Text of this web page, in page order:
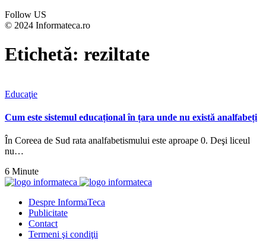
Follow US
© 2024 Informateca.ro
Etichetă: reziltate
Educaţie
Cum este sistemul educațional în țara unde nu există analfabeți
În Coreea de Sud rata analfabetismului este aproape 0. Deşi liceul
nu…
6 Minute
Despre InformaTeca
Publicitate
Contact
Termeni şi condiţii